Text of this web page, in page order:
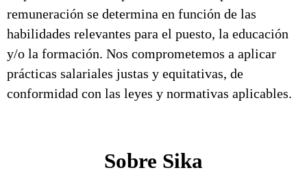
remuneración se determina en función de las
habilidades relevantes para el puesto, la educación
y/o la formación. Nos comprometemos a aplicar
prácticas salariales justas y equitativas, de
conformidad con las leyes y normativas aplicables.
Sobre Sika